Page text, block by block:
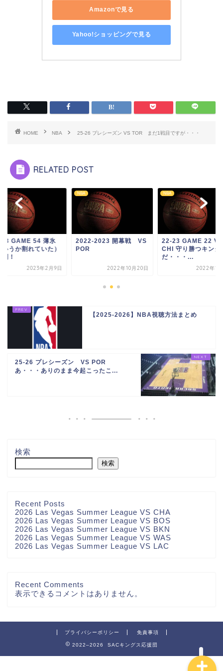
Amazonで見る
Yahoo!ショッピングで見る
HOME NBA 25-26 プレシーズン VS TOR まだ1戦目ですが・・・
RELATED POST
GAME 54 薄氷
いうか割れていた）
！
2023年2月9日
NBA
2022-2023 開幕戦 VS
POR
2022年10月20日
NBA
22-23 GAME 22 VS
CHI 守り勝つキング
だ・・・...
2022年12
【2025-2026】NBA視聴方法まとめ
25-26 プレシーズン VS POR
あ・・・ありのまま今起こったこ...
検索
検索
Recent Posts
2026 Las Vegas Summer League VS CHA
2026 Las Vegas Summer League VS BOS
2026 Las Vegas Summer League VS BKN
2026 Las Vegas Summer League VS WAS
2026 Las Vegas Summer League VS LAC
Recent Comments
表示できるコメントはありません。
プライバシーポリシー 免責事項
2022–2026 SACキングス応援団
お問い合わせ